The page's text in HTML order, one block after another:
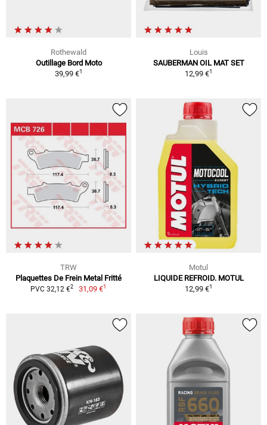
Rothewald
Outillage Bord Moto
39,99 €1
Louis
SAUBERMAN OIL MAT SET
12,99 €1
TRW
Plaquettes De Frein Metal Fritté
PVC 32,12 €2 31,09 €1
Motul
LIQUIDE REFROID. MOTUL
12,99 €1